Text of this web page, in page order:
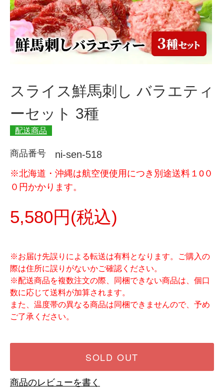
スライス鮮馬刺し バラエティ
ーセット 3種
配送商品
商品番号 ni-sen-518
※北海道・沖縄は航空便使用につき別途送料１0０
０円かかります。
5,580円(税込)
※お届け先誤りによる転送は有料となります。ご購入の
際は住所に誤りがないかご確認ください。
※配送商品を複数注文の際、同梱できない商品は、個口
数に応じて送料が加算されます。
また、温度帯の異なる商品は同梱できませんので、予め
ご了承ください。
SOLD OUT
商品のレビューを書く